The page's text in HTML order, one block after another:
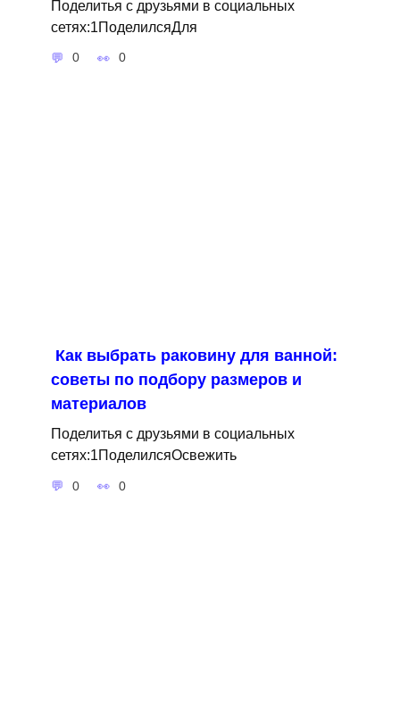
Поделитья с друзьями в социальных
сетях:1ПоделилсяДля
0 0
Как выбрать раковину для ванной:
советы по подбору размеров и
материалов
Поделитья с друзьями в социальных
сетях:1ПоделилсяОсвежить
0 0